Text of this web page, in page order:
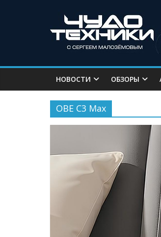
НОВОСТИ ОБЗОРЫ
OBE C3 Max